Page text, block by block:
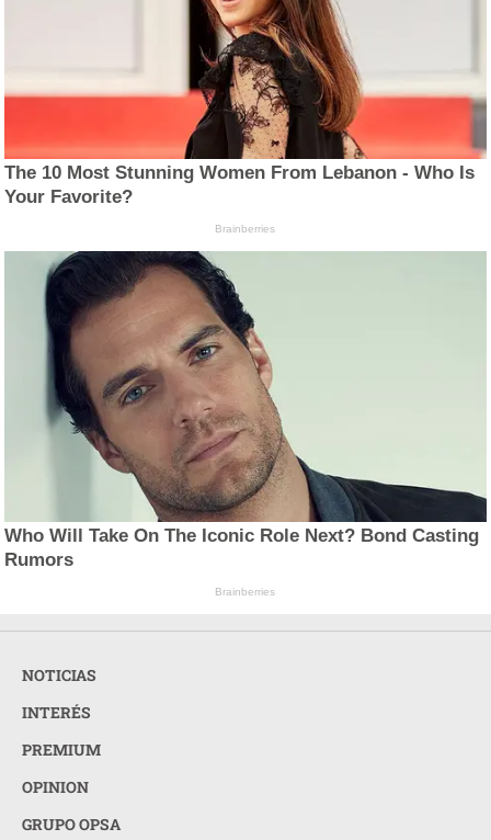
The 10 Most Stunning Women From Lebanon - Who Is
Your Favorite?
Brainberries
Who Will Take On The Iconic Role Next? Bond Casting
Rumors
Brainberries
NOTICIAS
INTERÉS
PREMIUM
OPINION
GRUPO OPSA